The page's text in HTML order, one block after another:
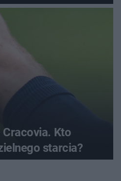
Cracovia. Kto
starcia?